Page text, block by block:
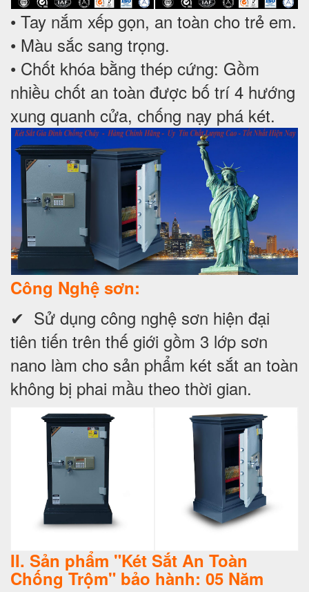
• Tay nắm xếp gọn, an toàn cho trẻ em.
• Màu sắc sang trọng.
• Chốt khóa bằng thép cứng: Gồm
nhiều chốt an toàn được bố trí 4 hướng
xung quanh cửa, chống nạy phá két.
Công Nghệ sơn:
✔ Sử dụng công nghệ sơn hiện đại
tiên tiến trên thế giới gồm 3 lớp sơn
nano làm cho sản phẩm két sắt an toàn
không bị phai mầu theo thời gian.
II. Sản phẩm "Két Sắt An Toàn
Chống Trộm" bảo hành: 05 Năm